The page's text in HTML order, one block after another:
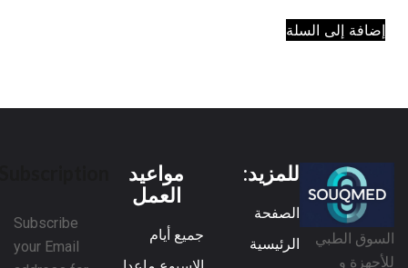
إضافة إلى السلة
السوق الطبي
للأجهزة و
للمزيد:
الصفحة
الرئيسية
مواعيد
العمل
جميع أيام
Subscribe
your Email